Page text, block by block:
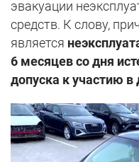
эвакуации
средств. К слову,
является
6 месяцев со дня
допуска к участию